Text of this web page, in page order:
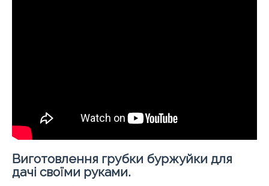
Виготовлення грубки буржуйки для
дачі своїми руками.